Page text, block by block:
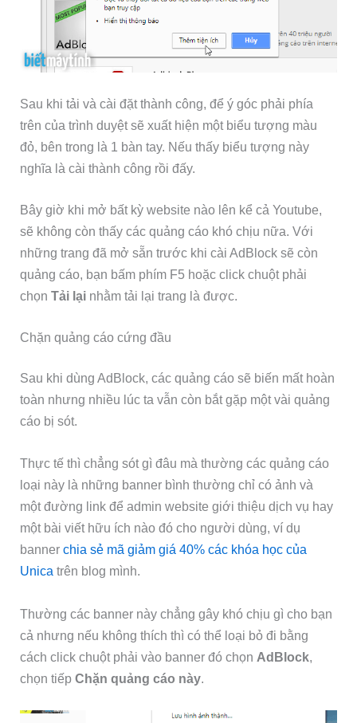
Sau khi tải và cài đặt thành công, để ý góc phải phía
trên của trình duyệt sẽ xuất hiện một biểu tượng màu
đỏ, bên trong là 1 bàn tay. Nếu thấy biểu tượng này
nghĩa là cài thành công rồi đấy.
Bây giờ khi mở bất kỳ website nào lên kể cả Youtube,
sẽ không còn thấy các quảng cáo khó chịu nữa. Với
những trang đã mở sẵn trước khi cài AdBlock sẽ còn
quảng cáo, bạn bấm phím F5 hoặc click chuột phải
chọnTải lại nhằm tải lại trang là được.
Chặn quảng cáo cứng đầu
Sau khi dùng AdBlock, các quảng cáo sẽ biến mất hoàn
toàn nhưng nhiều lúc ta vẫn còn bắt gặp một vài quảng
cáo bị sót.
Thực tế thì chẳng sót gì đâu mà thường các quảng cáo
loại này là những banner bình thường chỉ có ảnh và
một đường link để admin website giới thiệu dịch vụ hay
một bài viết hữu ích nào đó cho người dùng, ví dụ
bannerchia sẻ mã giảm giá 40% các khóa học của
Unica trên blog mình.
Thường các banner này chẳng gây khó chịu gì cho bạn
cả nhưng nếu không thích thì có thể loại bỏ đi bằng
cách click chuột phải vào banner đó chọn AdBlock,
chọn tiếpChặn quảng cáo này.